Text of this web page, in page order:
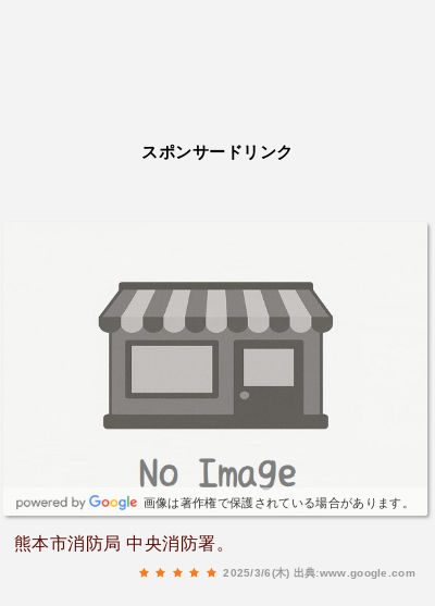
スポンサードリンク
画像は著作権で保護されている場合があります。
熊本市消防局 中央消防署。
2025/3/6(木) 出典:www.google.com